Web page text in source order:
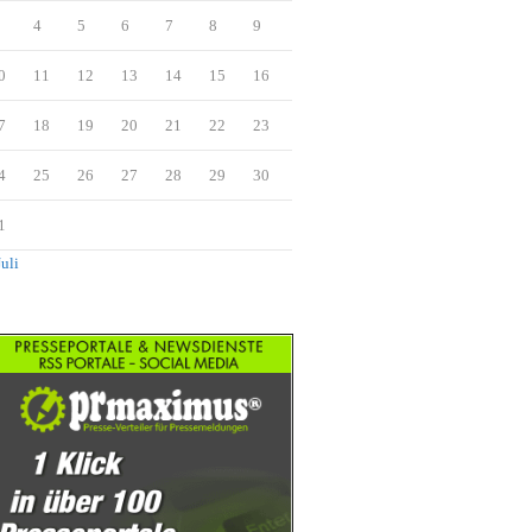
4 5 6 7 8 9
11 12 13 14 15 16
18 19 20 21 22 23
25 26 27 28 29 30